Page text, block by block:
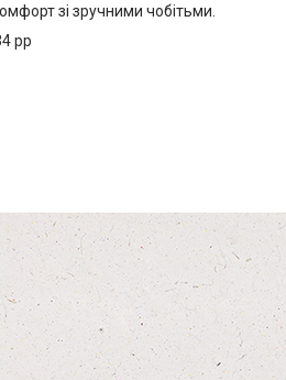
зі зручними чобітьми.
рр